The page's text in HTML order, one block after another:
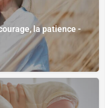
la patience -